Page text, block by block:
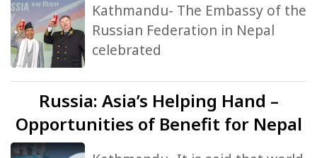
Kathmandu- The Embassy of the
Russian Federation in Nepal
celebrated
Russia: Asia’s Helping Hand –
Opportunities of Benefit for Nepal